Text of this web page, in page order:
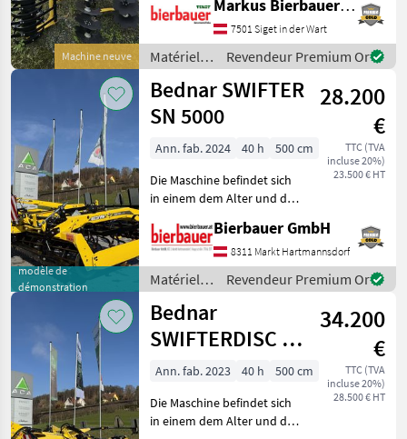
Machine neuve
XN5000 ist eine
leistungsstarke Dreipunkt-
Kurzscheibenegge mit
**gezackten Scheibe
Markus Bierbauer GmbH
7501 Siget in der Wart
Matériels
de travail
du sol /
Bednar
Revendeur Premium Or
modèle de
démonstration
Bednar SWIFTER
SN 5000
28.200
€
TTC (TVA
incluse 20%)
23.500 € HT
Ann. fab. 2024 40 h
500 cm
Die Maschine befindet sich
in einem dem Alter und der
Zustand und kann nach
telefonischer Vereinbarung
gerne vor Ort besichtigt
und geprüft we
Bierbauer GmbH
8311 Markt Hartmannsdorf
Matériels
de travail
du sol /
Bednar
Revendeur Premium Or
Bednar
SWIFTERDISC XN
5000
34.200
€
TTC (TVA
incluse 20%)
28.500 € HT
Ann. fab. 2023 40 h
500 cm
Die Maschine befindet sich
in einem dem Alter und der